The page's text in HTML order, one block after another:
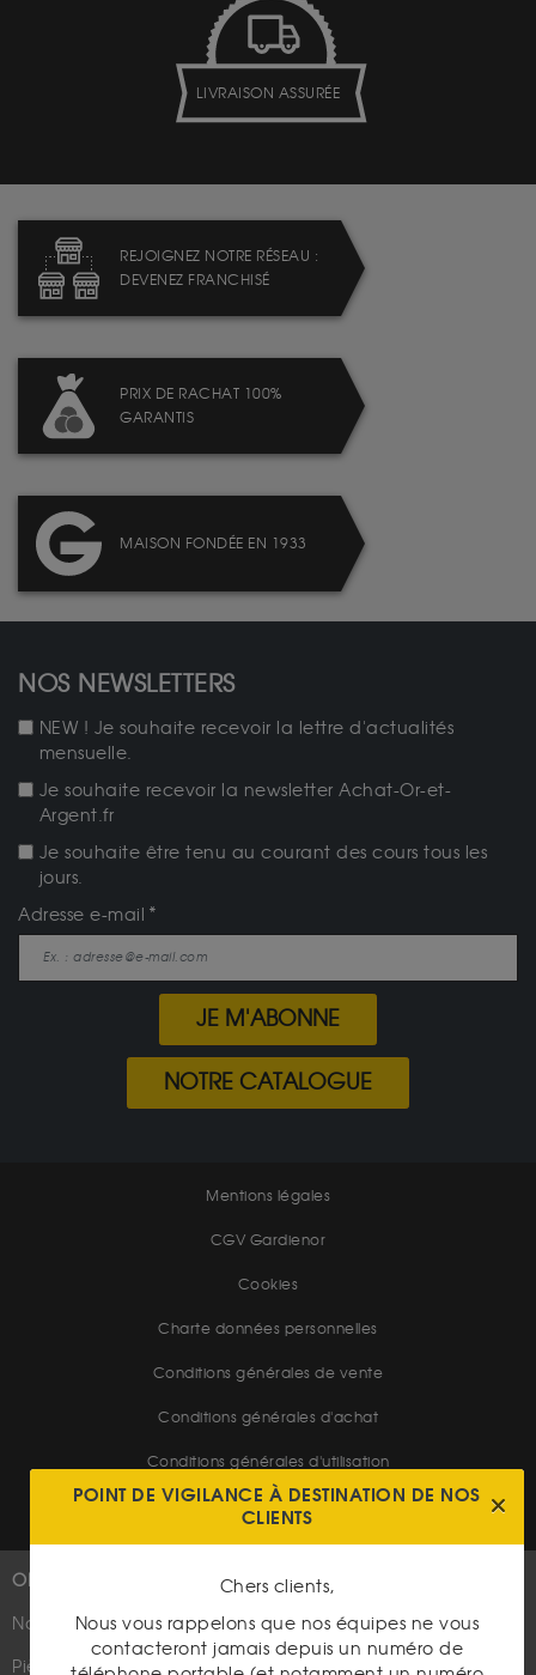
LIVRAISON ASSURÉE
REJOIGNEZ NOTRE RÉSEAU :
DEVENEZ FRANCHISÉ
PRIX DE RACHAT 100%
GARANTIS
MAISON FONDÉE EN 1933
NOS NEWSLETTERS
NEW ! Je souhaite recevoir la lettre d'actualités
mensuelle.
Je souhaite recevoir la newsletter Achat-Or-et-
Argent.fr
Je souhaite être tenu au courant des cours tous les
jours.
Adresse e-mail
JE M'ABONNE
NOTRE CATALOGUE
Mentions légales
CGV Gardienor
Cookies
Charte données personnelles
Conditions générales de vente
Conditions générales d'achat
Conditions générales d'utilisation
OR
Nouveautés
Pièces d'or d'investissement
PLUS D'INFOS
Suivez-nous
POINT DE VIGILANCE À DESTINATION DE NOS
CLIENTS
Chers clients,
Nous vous rappelons que nos équipes ne vous
contacteront jamais depuis un numéro de